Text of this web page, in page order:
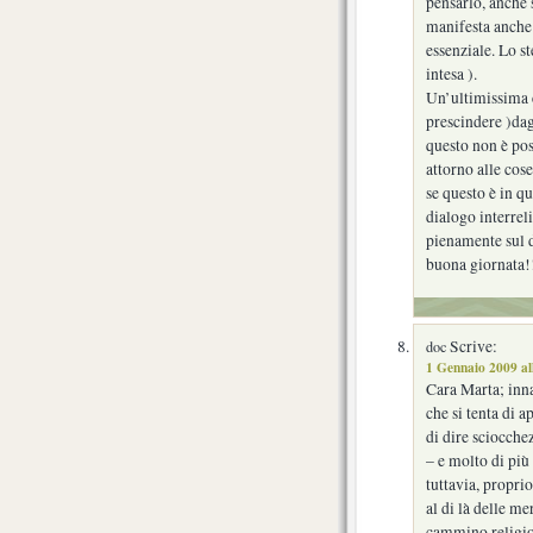
manifesta
essenziale. Lo
intesa ).
Un’ultimissima
prescindere
questo non è
attorno alle
se questo è in
dialogo
pienamente sul
buona
docScrive:
1 Gennaio 2009
Cara Marta;
che si tenta di
di dire
– e molto di più
tuttavia,
al di là delle